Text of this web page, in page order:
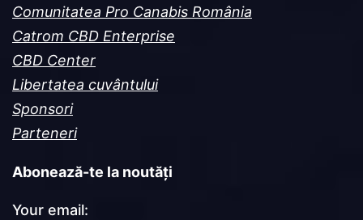
Comunitatea Pro Canabis România
Catrom CBD Enterprise
CBD Center
Libertatea cuvântului
Sponsori
Parteneri
Abonează-te la noutăți
Your email: